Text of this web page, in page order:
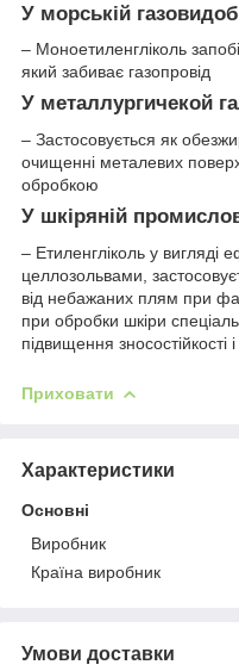
У морській
– Моноетиленгліколь
який забиває газопровід
У металлургичекой
– Застосовується як
очищенні металевих
обробкою
У шкіряній
– Етиленгліколь у вигляді
целлозольвами,
від небажаних плям при
при обробки шкіри
підвищення зносостійкості
Приховати
Характеристики
Основні
Виробник
Країна виробник
Умови доставки